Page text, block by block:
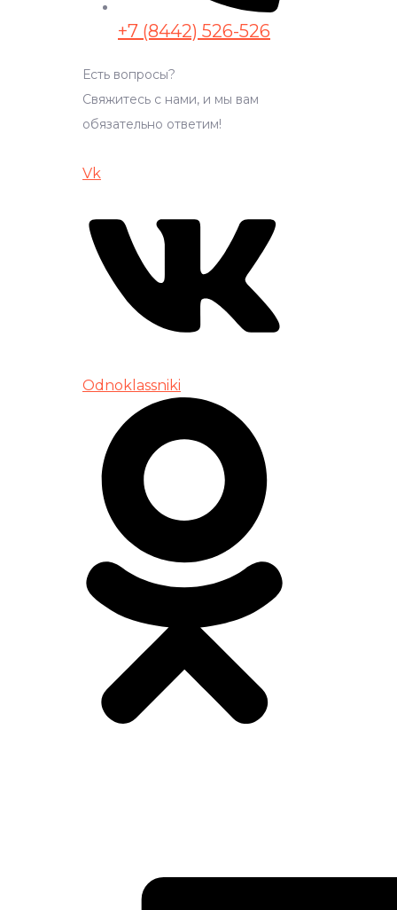
+7 (8442) 526-526
Есть вопросы?
Свяжитесь с нами, и мы вам
обязательно ответим!
Vk
Odnoklassniki